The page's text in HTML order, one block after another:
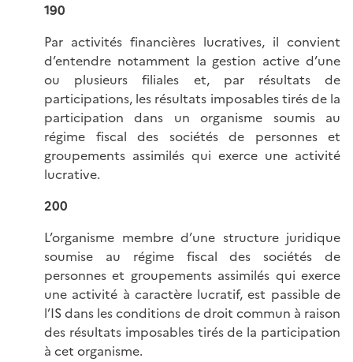
190
Par activités financières lucratives, il convient
d’entendre notamment la gestion active d’une
ou plusieurs filiales et, par résultats de
participations, les résultats imposables tirés de la
participation dans un organisme soumis au
régime fiscal des sociétés de personnes et
groupements assimilés qui exerce une activité
lucrative.
200
L’organisme membre d’une structure juridique
soumise au régime fiscal des sociétés de
personnes et groupements assimilés qui exerce
une activité à caractère lucratif, est passible de
l’IS dans les conditions de droit commun à raison
des résultats imposables tirés de la participation
à cet organisme.